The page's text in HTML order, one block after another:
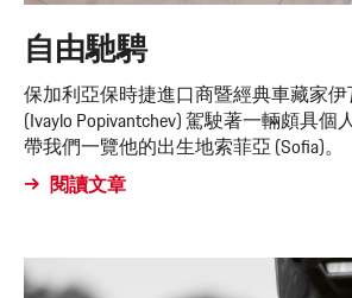
自由馳騁
保加利亞保時捷進口商暨經典車藏家伊
(Ivaylo Popivantchev) 駕駛著一輛頗具個
帶我們一覽他的出生地索菲亞 (Sofia)。
閱讀文章